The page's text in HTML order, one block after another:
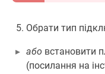
Обрати тип
або встановити
(посилання на